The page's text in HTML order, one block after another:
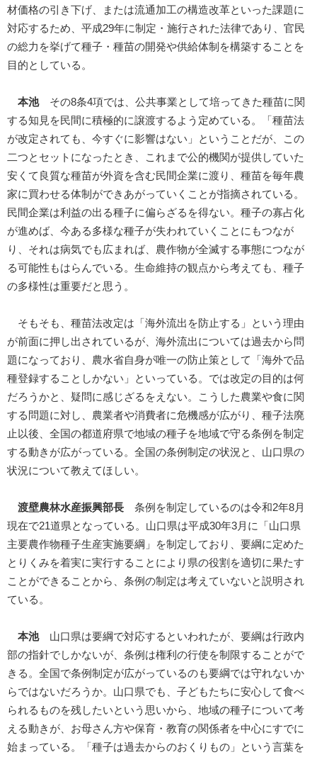
材価格の引き下げ、または流通加工の構造改革といった課題に
対応するため、平成29年に制定・施行された法律であり、官民
の総力を挙げて種子・種苗の開発や供給体制を構築することを
目的としている。
本池その8条4項では、公共事業として培ってきた種苗に関
する知見を民間に積極的に譲渡するよう定めている。「種苗法
が改定されても、今すぐに影響はない」ということだが、この
二つとセットになったとき、これまで公的機関が提供していた
安くて良質な種苗が外資を含む民間企業に渡り、種苗を毎年農
家に買わせる体制ができあがっていくことが指摘されている。
民間企業は利益の出る種子に偏らざるを得ない。種子の寡占化
が進めば、今ある多様な種子が失われていくことにもつなが
り、それは病気でも広まれば、農作物が全滅する事態につなが
る可能性もはらんでいる。生命維持の観点から考えても、種子
の多様性は重要だと思う。
そもそも、種苗法改定は「海外流出を防止する」という理由
が前面に押し出されているが、海外流出については過去から問
題になっており、農水省自身が唯一の防止策として「海外で品
種登録することしかない」といっている。では改定の目的は何
だろうかと、疑問に感じざるをえない。こうした農業や食に関
する問題に対し、農業者や消費者に危機感が広がり、種子法廃
止以後、全国の都道府県で地域の種子を地域で守る条例を制定
する動きが広がっている。全国の条例制定の状況と、山口県の
状況について教えてほしい。
渡壁農林水産振興部長 条例を制定しているのは令和2年8月
現在で21道県となっている。山口県は平成30年3月に「山口県
主要農作物種子生産実施要綱」を制定しており、要綱に定めた
とりくみを着実に実行することにより県の役割を適切に果たす
ことができることから、条例の制定は考えていないと説明され
ている。
本池山口県は要綱で対応するといわれたが、要綱は行政内
部の指針でしかないが、条例は権利の行使を制限することがで
きる。全国で条例制定が広がっているのも要綱では守れないか
らではないだろうか。山口県でも、子どもたちに安心して食べ
られるものを残したいという思いから、地域の種子について考
える動きが、お母さん方や保育・教育の関係者を中心にすでに
始まっている。「種子は過去からのおくりもの」という言葉を